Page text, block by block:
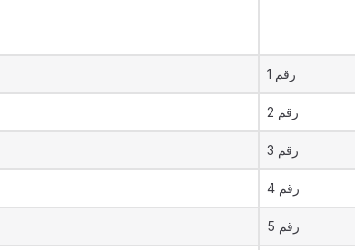
رقم 1
رقم 2
رقم 3
رقم 4
رقم 5